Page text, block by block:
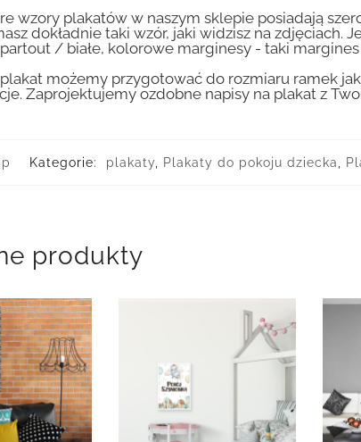
wzory plakatów w naszym sklepie posiadają
dokładnie taki wzór, jaki widzisz na zdjęciach.
/ białe, kolorowe marginesy - taki
możemy przygotować do rozmiaru ramek
Zaprojektujemy ozdobne napisy na plakat z
Kategorie: plakaty Plakaty do pokoju dziecka
produkty